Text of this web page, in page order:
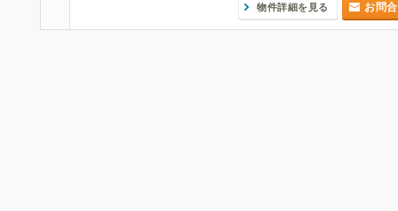
物件詳細を見る お問